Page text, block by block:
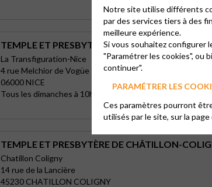
TEMPLE ET PRESBYTERE LA
La Transfiguration-Nice
4 rue Melchior de Vogüe
06000 NICE
Tous les dimanches à 10h30
TEMPLE ET PRESBYTÈRE DE CHÂTILLON-
Chatillon Coligny
14 rue de la Lancière
45230 CHATILLON COLIGNY
Notre site utilise différents
par des services tiers à des
meilleure expérience.
Si vous souhaitez configurer
"Paramétrer les cookies", ou
continuer".
PARAMÉTRER LES
Ces paramètres pourront
utilisés par le site, sur la page